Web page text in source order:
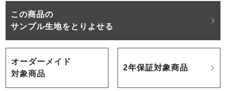
この商品の
サンプル生地をとりよせる
オーダーメイド
対象商品
2年保証対象商品